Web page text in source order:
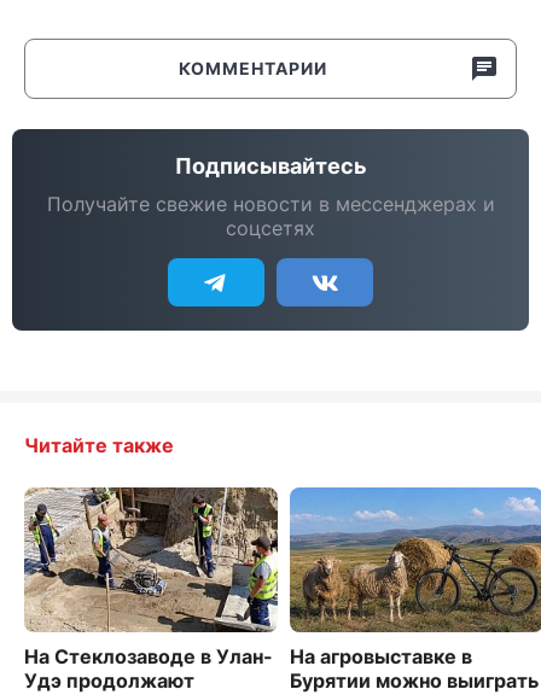
КОММЕНТАРИИ
Подписывайтесь
Получайте свежие новости в мессенджерах и
соцсетях
Читайте также
На Стеклозаводе в Улан-
Удэ продолжают
На агровыставке в
Бурятии можно выиграть